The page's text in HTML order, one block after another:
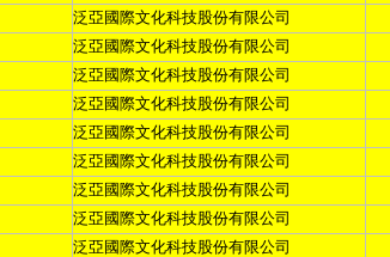
泛亞國際文化科技股份有限公司
泛亞國際文化科技股份有限公司
泛亞國際文化科技股份有限公司
泛亞國際文化科技股份有限公司
泛亞國際文化科技股份有限公司
泛亞國際文化科技股份有限公司
泛亞國際文化科技股份有限公司
泛亞國際文化科技股份有限公司
泛亞國際文化科技股份有限公司